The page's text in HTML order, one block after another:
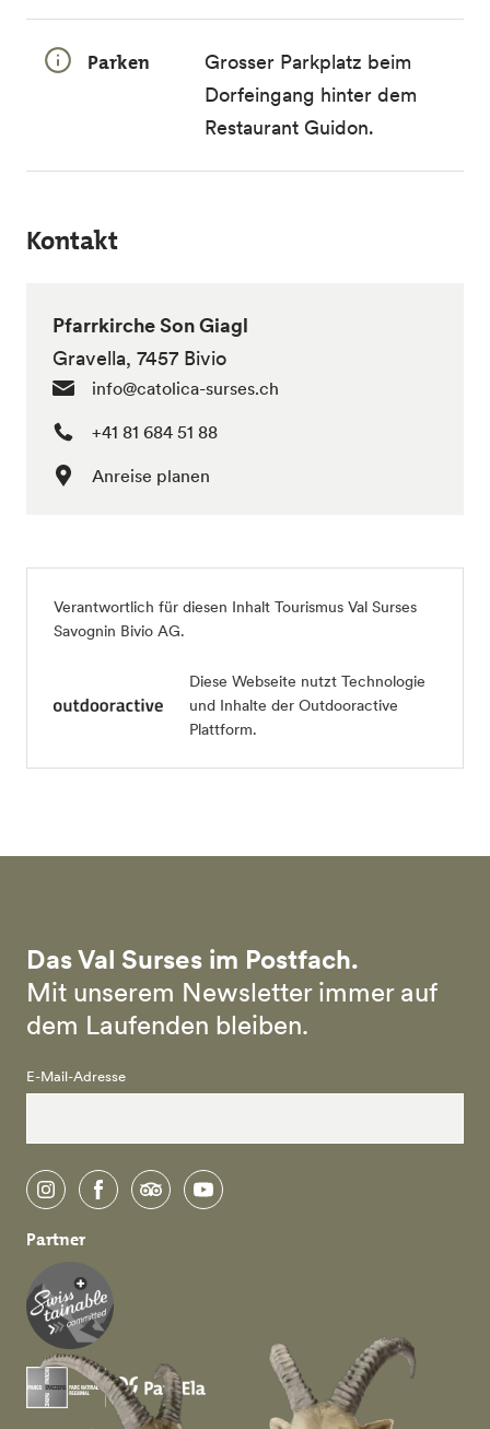
Parken
Grosser Parkplatz beim
Dorfeingang hinter dem
Restaurant Guidon.
Kontakt
Pfarrkirche Son Giagl
Gravella, 7457 Bivio
info@catolica-surses.ch
+41 81 684 51 88
Anreise planen
Verantwortlich für diesen Inhalt Tourismus Val Surses
Savognin Bivio AG.
Diese Webseite nutzt Technologie
und Inhalte der Outdooractive
Plattform.
Das Val Surses im Postfach.
Mit unserem Newsletter immer auf
dem Laufenden bleiben.
E-Mail-Adresse
instagramfacebooktripadvisoryoutube
Partner